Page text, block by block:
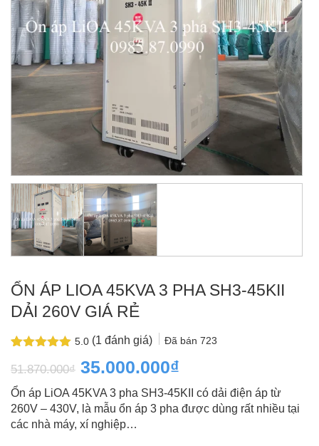
ỔN ÁP LIOA 45KVA 3 PHA SH3-45KII
DẢI 260V GIÁ RẺ
5.0
dựa trên
(1 đánh giá) Đã bán723
51.870.000₫ Giá
gốc
là:
51.870.000₫.
35.000.000₫
hiện
tại
Ổn áp LiOA 45KVA 3 pha SH3-45KII có dải điện áp từ
260V – 430V, là mẫu ổn áp 3 pha được dùng rất nhiều tại
các nhà máy, xí nghiệp…